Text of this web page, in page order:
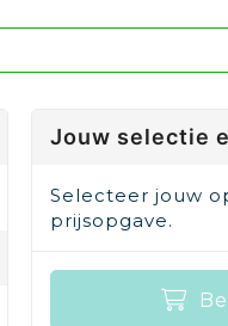
Jouw selectie
Selecteer jouw
prijsopgave.